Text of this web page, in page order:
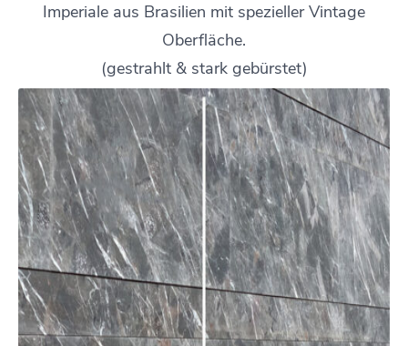
Imperiale aus Brasilien mit spezieller Vintage
Oberfläche.
(gestrahlt & stark gebürstet)